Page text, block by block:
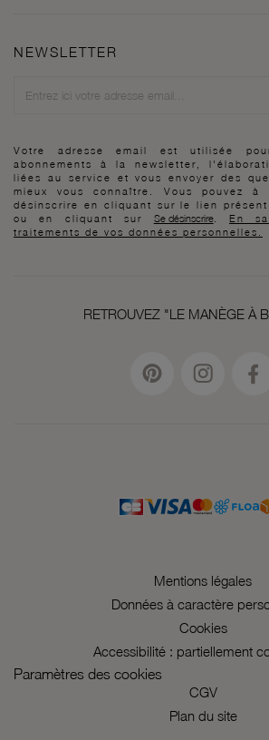
NEWSLETTER
Votre adresse email est utilisée
abonnements à la newsletter,
liées au service et vous envoyer des
mieux vous connaître. Vous pouvez à
désinscrire en cliquant sur le lien
ou en cliquant sur Se désinscrire.En
traitements de vos données personnelles.
RETROUVEZ "LE MANÈGE À
Mentions légales
Données à caractère
Cookies
Accessibilité : partiellement
Paramètres des cookies
CGV
Plan du site